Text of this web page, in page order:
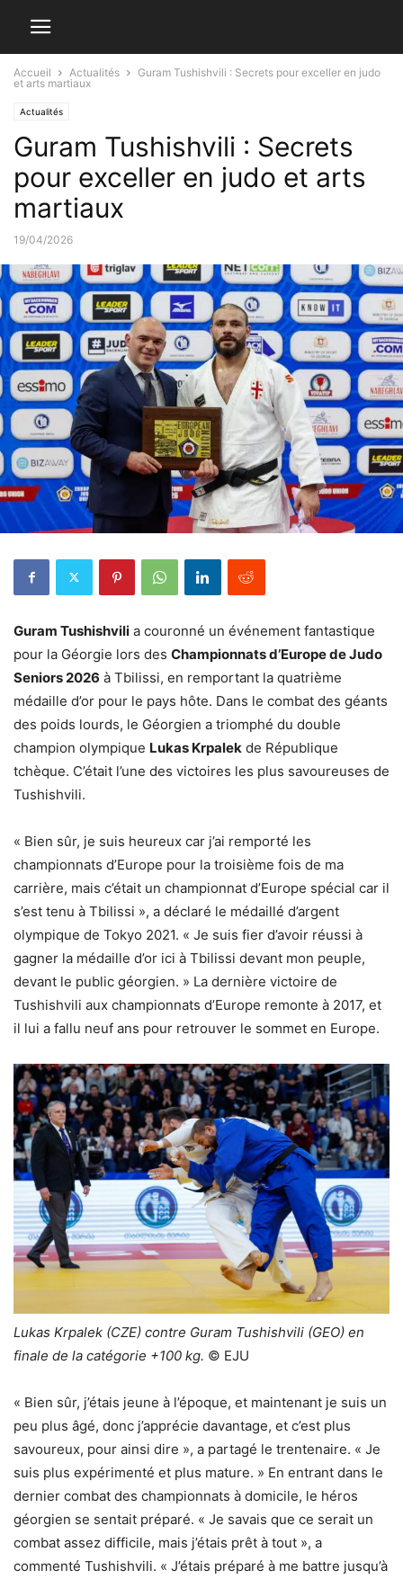
Accueil Actualités
Guram Tushishvili : Secrets pour exceller en judo
et arts martiaux
Actualités
Guram Tushishvili : Secrets
pour exceller en judo et arts
martiaux
19/04/2026
Guram Tushishvili a couronné un événement fantastique
pour la Géorgie lors des Championnats d’Europe de Judo
Seniors 2026 à Tbilissi, en remportant la quatrième
médaille d’or pour le pays hôte. Dans le combat des géants
des poids lourds, le Géorgien a triomphé du double
champion olympique Lukas Krpalek de République
tchèque. C’était l’une des victoires les plus savoureuses de
Tushishvili.
« Bien sûr, je suis heureux car j’ai remporté les
championnats d’Europe pour la troisième fois de ma
carrière, mais c’était un championnat d’Europe spécial car il
s’est tenu à Tbilissi », a déclaré le médaillé d’argent
olympique de Tokyo 2021. « Je suis fier d’avoir réussi à
gagner la médaille d’or ici à Tbilissi devant mon peuple,
devant le public géorgien. » La dernière victoire de
Tushishvili aux championnats d’Europe remonte à 2017, et
il lui a fallu neuf ans pour retrouver le sommet en Europe.
Lukas Krpalek (CZE) contre Guram Tushishvili (GEO) en
finale de la catégorie +100 kg. © EJU
« Bien sûr, j’étais jeune à l’époque, et maintenant je suis un
peu plus âgé, donc j’apprécie davantage, et c’est plus
savoureux, pour ainsi dire », a partagé le trentenaire. « Je
suis plus expérimenté et plus mature. » En entrant dans le
dernier combat des championnats à domicile, le héros
géorgien se sentait préparé. « Je savais que ce serait un
combat assez difficile, mais j’étais prêt à tout », a
commenté Tushishvili. « J’étais préparé à me battre jusqu’à